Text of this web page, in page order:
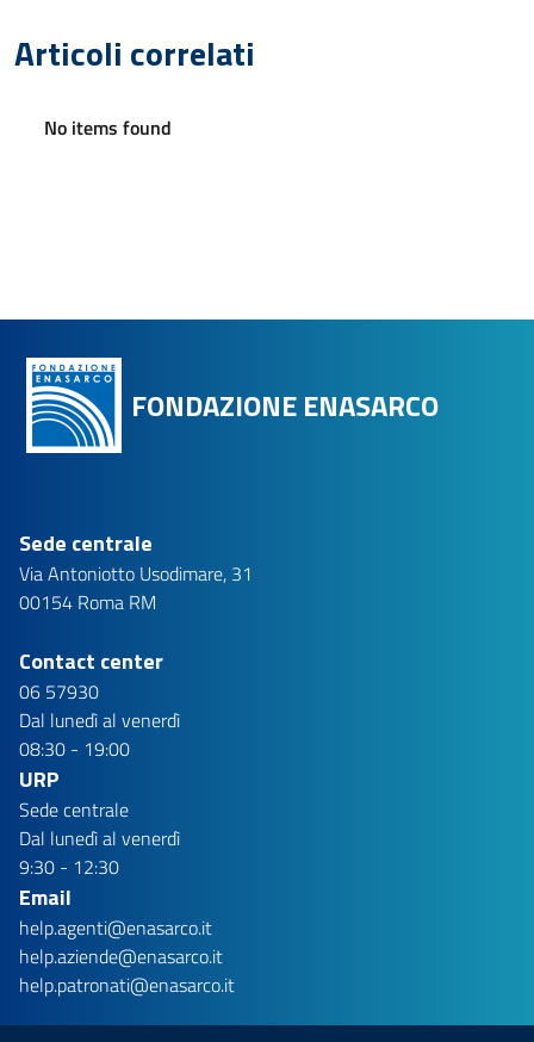
Articoli correlati
No items found
FONDAZIONE ENASARCO
Sede centrale
Via Antoniotto Usodimare, 31
00154 Roma RM
Contact center
06 57930
Dal lunedì al venerdì
08:30 - 19:00
URP
Sede centrale
Dal lunedì al venerdì
9:30 - 12:30
Email
help.agenti@enasarco.it
help.aziende@enasarco.it
help.patronati@enasarco.it